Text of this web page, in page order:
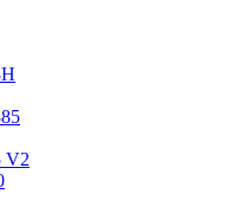
V2